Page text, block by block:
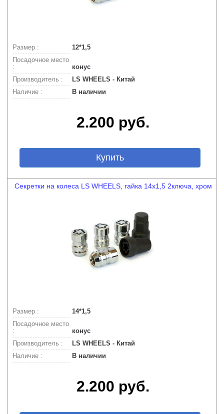
Размер :
12*1,5
Посадочное место
:
конус
Производитель :
LS WHEELS - Китай
Наличие :
В наличии
2.200 руб.
Купить
Секретки на колеса LS WHEELS, гайка 14х1,5 2ключа, хром
Размер :
14*1,5
Посадочное место
:
конус
Производитель :
LS WHEELS - Китай
Наличие :
В наличии
2.200 руб.